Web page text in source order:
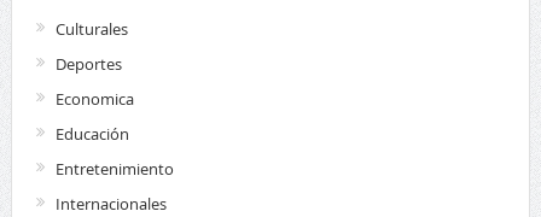
Culturales
Deportes
Economica
Educación
Entretenimiento
Internacionales